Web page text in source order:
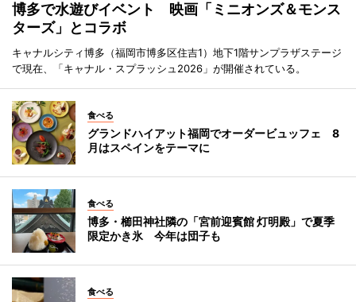
博多で水遊びイベント 映画「ミニオンズ＆モンス
ターズ」とコラボ
キャナルシティ博多（福岡市博多区住吉1）地下1階サンプラザステージ
で現在、「キャナル・スプラッシュ2026」が開催されている。
食べる
グランドハイアット福岡でオーダービュッフェ 8
月はスペインをテーマに
食べる
博多・櫛田神社隣の「宮前迎賓館 灯明殿」で夏季
限定かき氷 今年は団子も
食べる